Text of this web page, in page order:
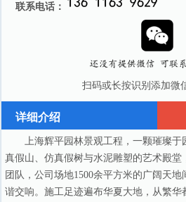
联系电话：
扫码或长按识别添加微
详细介绍
上海辉平园林景观工程，一颗璀璨
真假山、仿真假树与水泥雕塑的艺术殿堂
团队，公司场地1500余平方米的广阔天
谐交响。施工足迹遍布华夏大地，从繁华